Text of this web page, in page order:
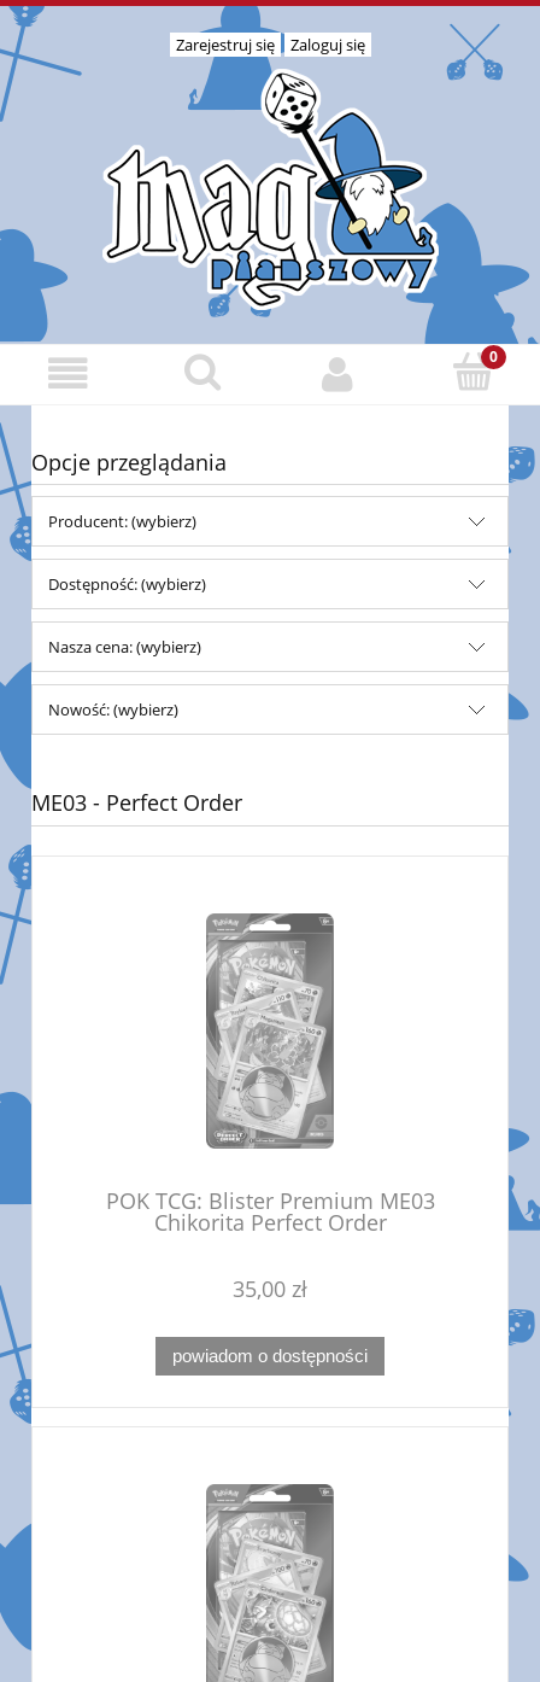
Zarejestruj się Zaloguj się
Opcje przeglądania
Producent: (wybierz)
Dostępność: (wybierz)
Nasza cena: (wybierz)
Nowość: (wybierz)
ME03 - Perfect Order
POK TCG: Blister Premium ME03
Chikorita Perfect Order
35,00 zł
powiadom o dostępności